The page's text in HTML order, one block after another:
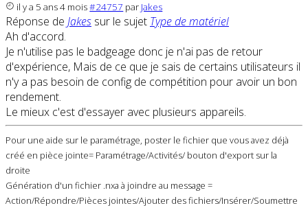
il y a 5 ans 4 mois#24757 par Jakes
Réponse de Jakes sur le sujet Type de matériel
Ah d'accord.
Je n'utilise pas le badgeage donc je n'ai pas de retour
d'expérience, Mais de ce que je sais de certains utilisateurs il
n'y a pas besoin de config de compétition pour avoir un bon
rendement.
Le mieux c'est d'essayer avec plusieurs appareils.
Pour une aide sur le paramétrage, poster le fichier que vous avez déjà
créé en pièce jointe= Paramétrage/Activités/ bouton d'export sur la
droite
Génération d'un fichier .nxa à joindre au message =
Action/Répondre/Pièces jointes/Ajouter des fichiers/Insérer/Soumettre